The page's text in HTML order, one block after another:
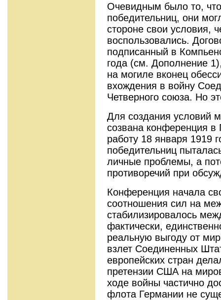
Очевидным было то,
победительниц, они
стороне свои условия,
воспользовались.
подписанный в
года (см. Дополнение
на могиле вконец
вхождения в войну
Четверного союза. Но
Для создания условий
созвана конференция
работу 18 января 1919
победительниц
личные проблемы, а
противоречий при
Конференция начала
соотношения сил на
стабилизировалось
фактически,
реальную выгоду от
взлет Соединенных
европейских стран
претензии США на
ходе войны частично
флота Германии не